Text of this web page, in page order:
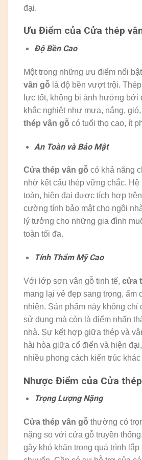
đại.
Ưu Điểm của Cửa thép
Độ Bền Cao
Một trong những ưu điểm nổi
vân gỗ là độ bền vượt trội.
lực tốt, không bị ảnh hưởng bởi
khắc nghiệt như mưa, nắng,
thép vân gỗ có tuổi thọ cao, ít
An Toàn và Bảo Mật
Cửa thép vân gỗ có khả năng
nhờ kết cấu thép vững chắc. Hệ
toàn, hiện đại được tích hợp
cường tính bảo mật cho ngôi
lý tưởng cho những gia đình
toàn tối đa.
Tính Thẩm Mỹ Cao
Với lớp sơn vân gỗ tinh tế, cửa
mang lại vẻ đẹp sang trọng, ấm
nhiên. Sản phẩm này không chỉ
sử dụng mà còn là điểm nhấn
nhà. Sự kết hợp giữa thép và
hài hòa giữa cổ điển và hiện
nhiều phong cách kiến trúc khác
Nhược Điểm của Cửa
Trọng Lượng Nặng
Cửa thép vân gỗ thường có
nặng so với cửa gỗ truyền
gây khó khăn trong quá trình lắp